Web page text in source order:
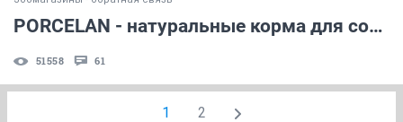
PORCELAN - натуральные корма для собак и кошек
51558 61
1 2